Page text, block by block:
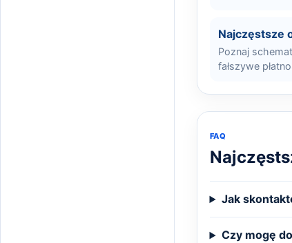
Najczęstsze
Poznaj
fałszywe
FAQ
Jak
Czy mogę